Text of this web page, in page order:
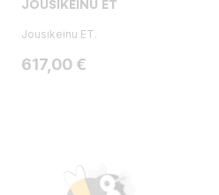
JOUSIKEINU ET
Jousikeinu ET.
Hinta
617,00 €